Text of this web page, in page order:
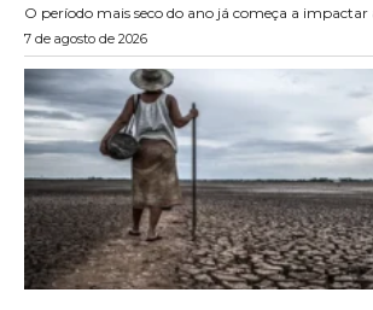
O período mais seco do ano já começa a impactar
7 de agosto de 2026